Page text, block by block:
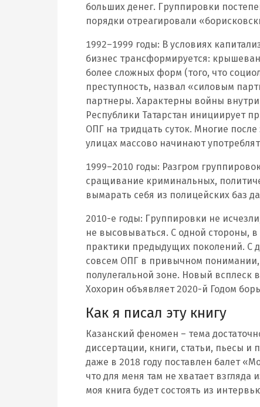
больших денег. Группировки
порядки отреагировали
1992–1999 годы: В условиях
бизнес трансформируется:
более сложных форм (того, что
преступность, назвал «силовым
партнеры. Характерны войны
Республики Татарстан инициирует
ОПГ на тридцать суток. Многие
улицах массово начинают
1999–2010 годы: Разгром
сращивание криминальных,
вымарать себя из полицейских баз
2010-е годы: Группировки не
не высовываться. С одной стороны,
практики предыдущих поколений. С
совсем ОПГ в привычном
полулегальной зоне. Новый всплеск
Хохорин объявляет 2020-й Годом
Как я писал эту книгу
Казанский феномен – тема
диссертации, книги, статьи, пьесы
даже в 2018 году поставлен балет
что для меня там не хватает
моя книга будет состоять из